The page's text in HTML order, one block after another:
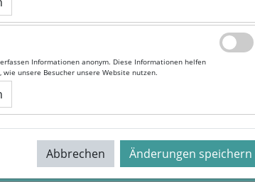
beträgtkostenlos(inkl. Mehrwertsteuer).
Kurs und kannst für
mit den Unterlagen
Informationen anonym. Diese Informationen helfen
wie unsere Besucher unsere Website nutzen.
Abbrechen Änderungen speichern
Informationen anonym. Diese Informationen helfen
wie unsere Besucher unsere Website nutzen.
Abbrechen Änderungen speichern